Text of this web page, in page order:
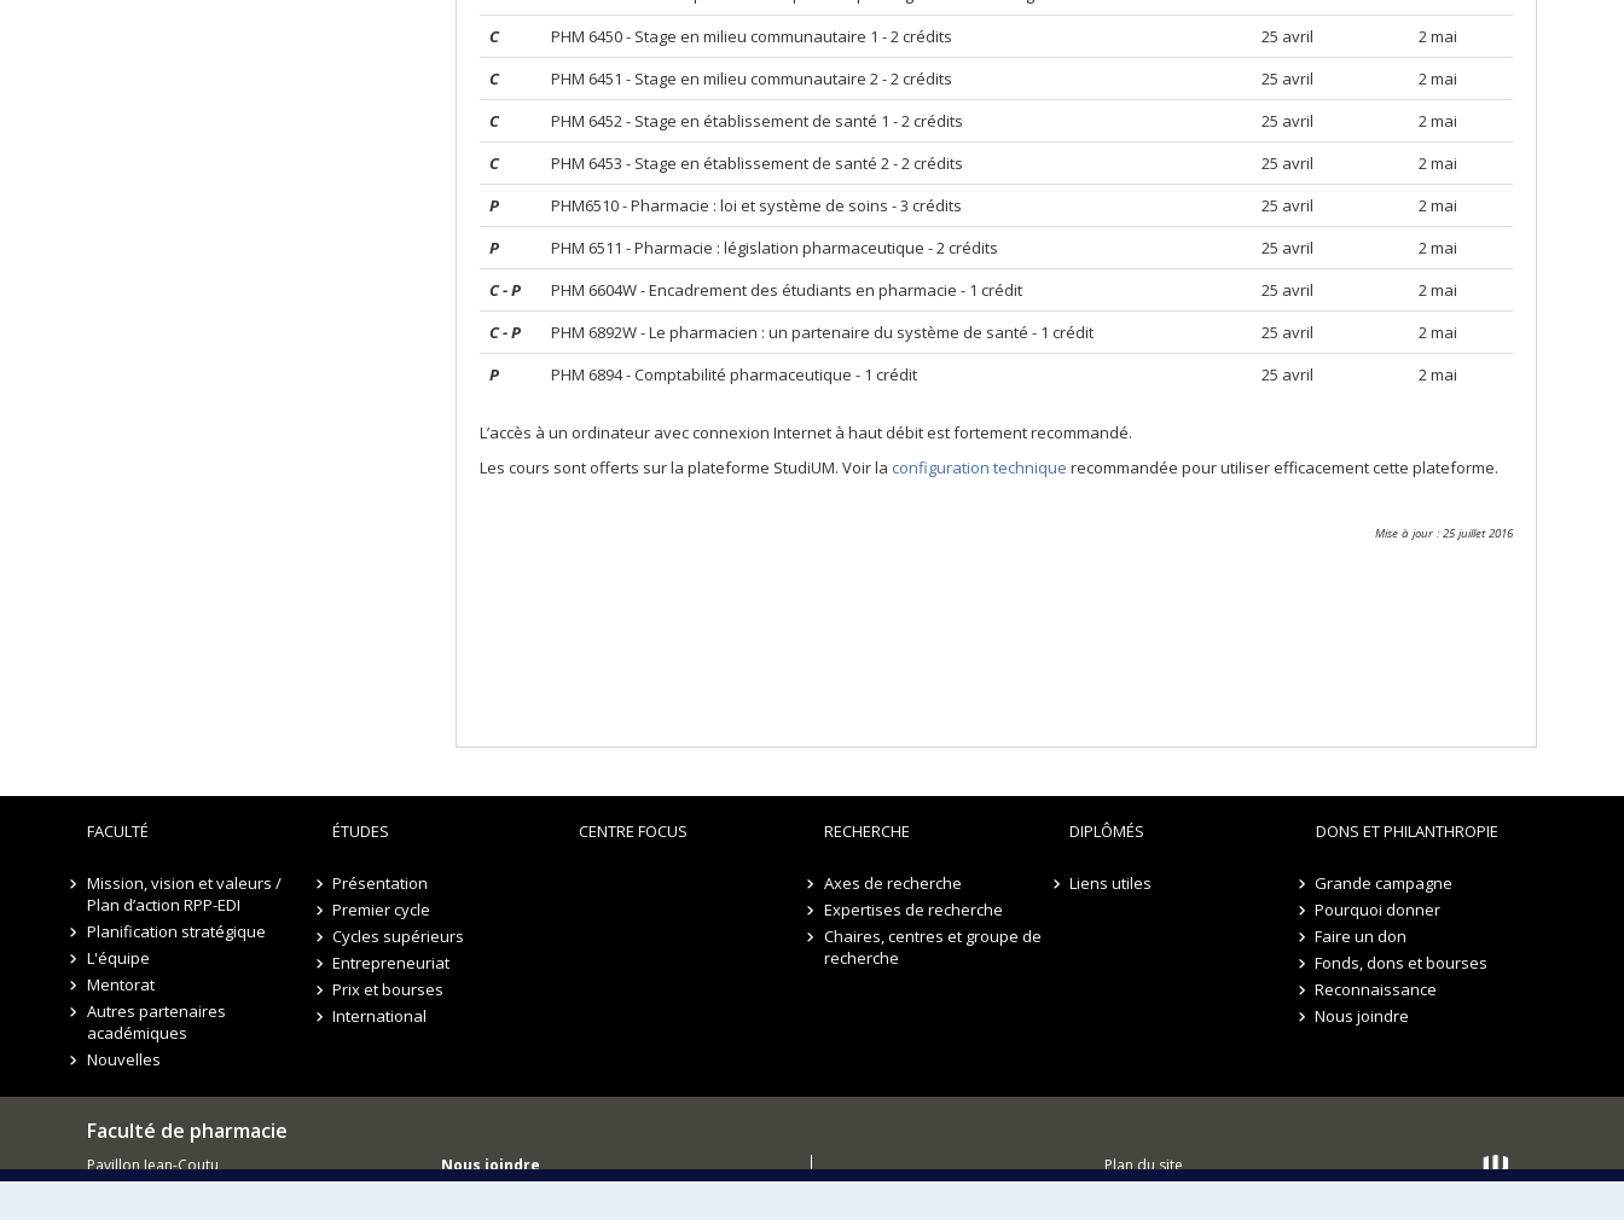
C
PHM 6450 - Stage en milieu communautaire 1 - 2 crédits 25 avril
2 mai
C
PHM 6451 - Stage en milieu communautaire 2 - 2 crédits 25 avril
2 mai
C
PHM 6452 - Stage en établissement de santé 1 - 2 crédits 25 avril
2 mai
C
PHM 6453 - Stage en établissement de santé 2 - 2 crédits 25 avril
2 mai
P
PHM6510 - Pharmacie : loi et système de soins - 3 crédits 25 avril
2 mai
P
PHM 6511 - Pharmacie : législation pharmaceutique - 2 crédits 25 avril
2 mai
C - P
PHM 6604W - Encadrement des étudiants en pharmacie - 1 crédit 25 avril
2 mai
C - P
PHM 6892W - Le pharmacien : un partenaire du système de santé - 1 crédit 25 avril
2 mai
P
PHM 6894 - Comptabilité pharmaceutique - 1 crédit 25 avril 2 mai
L’accès à un ordinateur avec connexion Internet à haut débit est fortement recommandé.
Les cours sont offerts sur la plateforme StudiUM. Voir la configuration technique recommandée pour utiliser efficacement cette plateforme.
Mise à jour : 25 juillet 2016
FACULTÉ
Mission, vision et valeurs /
Plan d’action RPP-EDI
Planification stratégique
L'équipe
Mentorat
Autres partenaires
académiques
Nouvelles
ÉTUDES
Présentation
Premier cycle
Cycles supérieurs
Entrepreneuriat
Prix et bourses
International
CENTRE FOCUS RECHERCHE
Axes de recherche
Expertises de recherche
Chaires, centres et groupe de
recherche
DIPLÔMÉS
Liens utiles
DONS ET PHILANTHROPIE
Grande campagne
Pourquoi donner
Faire un don
Fonds, dons et bourses
Reconnaissance
Nous joindre
Faculté de pharmacie
Pavillon Jean-Coutu
2940, chemin de Polytechnique,
Nous joindre
Plan du site